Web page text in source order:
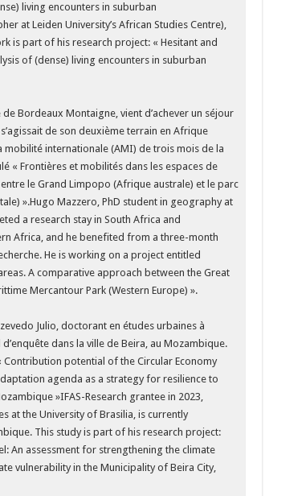
living encounters in suburban
at Leiden University’s African Studies Centre),
is part of his research project: « Hesitant and
of (dense) living encounters in suburban
Bordeaux Montaigne, vient d’achever un séjour
de son deuxième terrain en Afrique
mobilité internationale (AMI) de trois mois de la
« Frontières et mobilités dans les espaces de
le Grand Limpopo (Afrique australe) et le parc
».Hugo Mazzero, PhD student in geography at
a research stay in South Africa and
Africa, and he benefited from a three-month
He is working on a project entitled
A comparative approach between the Great
Mercantour Park (Western Europe) ».
Julio, doctorant en études urbaines à
dans la ville de Beira, au Mozambique.
Contribution potential of the Circular Economy
agenda as a strategy for resilience to
»IFAS-Research grantee in 2023,
at the University of Brasilia, is currently
This study is part of his research project:
An assessment for strengthening the climate
vulnerability in the Municipality of Beira City,